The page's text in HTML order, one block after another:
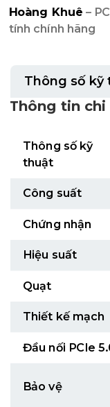
Hoàng Khuê –
tính chính hãng
Thông số kỹ
Thông tin
Thông số kỹ
thuật
Công suất
Chứng nhận
Hiệu suất
Quạt
Thiết kế mạch
Đầu nối PCIe
Bảo vệ